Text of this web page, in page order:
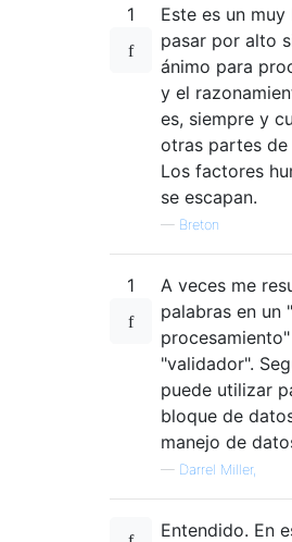
1
Este es un
pasar por alto
ánimo para
y el
es, siempre y
otras partes de
Los factores
se escapan.
— Breton
1
A veces me
palabras en un
"validador".
puede utilizar
bloque de
manejo de
— Darrel Miller,
Entendido. En